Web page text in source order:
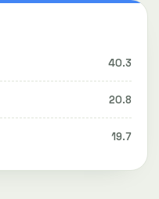
40.3
20.8
19.7